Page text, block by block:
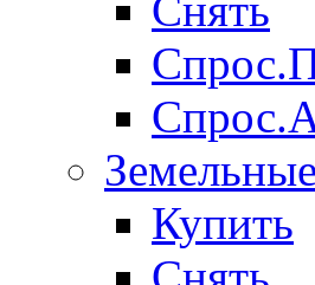
Купить